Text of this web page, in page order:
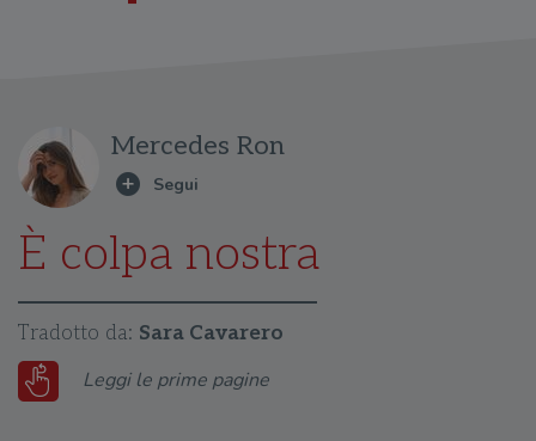
Mercedes Ron
È colpa nostra
Tradotto da: Sara Cavarero
Leggi le prime pagine